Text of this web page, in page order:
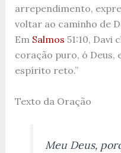
arrependimento,
voltar ao caminho de
Em Salmos 51:10, Davi
coração puro, ó Deus,
espírito reto.”
Texto da Oração
Meu Deus,